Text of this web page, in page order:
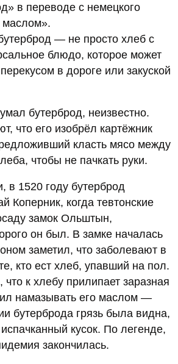
в переводе с немецкого
маслом».
— не просто хлеб с
блюдо, которое может
в дороге или закуской
бутерброд, неизвестно.
что его изобрёл картёжник
класть мясо между
чтобы не пачкать руки.
в 1520 году бутерброд
Коперник, когда тевтонские
замок Ольштын,
он был. В замке началась
заметил, что заболевают в
кто ест хлеб, упавший на пол.
к хлебу прилипает заразная
намазывать его маслом —
бутерброда грязь была видна,
кусок. По легенде,
закончилась.